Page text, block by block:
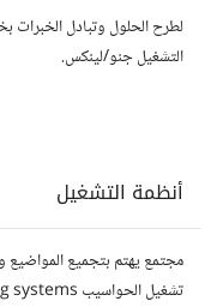
لطرح الحلول وتبادل
التشغيل جنو/لينكس.
أنظمة التشغيل
مجتمع يهتم بتجميع
تشغيل الحواسيب computer operating systems" بشكلٍ مباشر.